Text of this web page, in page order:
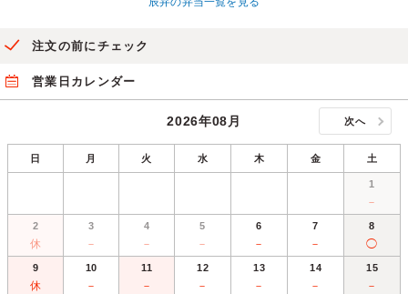
注文の前にチェック
営業日カレンダー
2026年08月 次へ
日 月 火 水 木 金 土
1
－
2
休
3
－
4
－
5
－
6
－
7
－
8
◯
9
休
10
－
11
－
12
－
13
－
14
－
15
－